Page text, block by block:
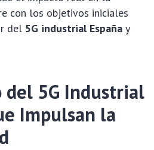
con los objetivos iniciales
del 5G industrial España y
del 5G Industrial
Impulsan la